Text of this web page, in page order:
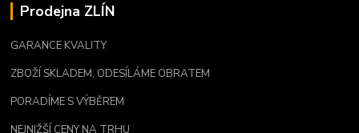
Prodejna ZLÍN
GARANCE KVALITY
ZBOŽÍ SKLADEM, ODESÍLÁME OBRATEM
PORADÍME S VÝBĚREM
NEJNIŽŠÍ CENY NA TRHU